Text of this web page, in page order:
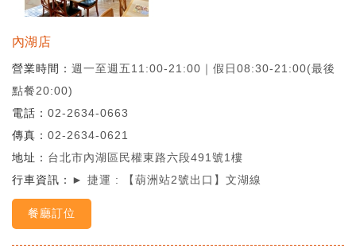
內湖店
營業時間
週一至週五11:00-21:00｜假日08:30-21:00(最後
點餐20:00)
電話
02-2634-0663
傳真
02-2634-0621
地址
台北市內湖區民權東路六段491號1樓
行車資訊
► 捷運 : 【葫洲站2號出口】文湖線
餐廳訂位